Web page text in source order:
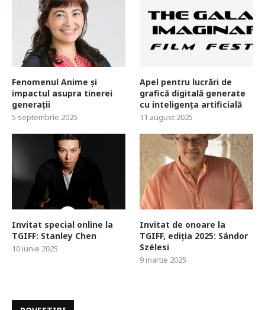
Fenomenul Anime și
impactul asupra tinerei
generații
5 septembrie 2025
Apel pentru lucrări de
grafică digitală generate
cu inteligența artificială
11 august 2025
Invitat special online la
TGIFF: Stanley Chen
10 iunie 2025
Invitat de onoare la
TGIFF, ediția 2025: Sándor
Szélesi
9 martie 2025